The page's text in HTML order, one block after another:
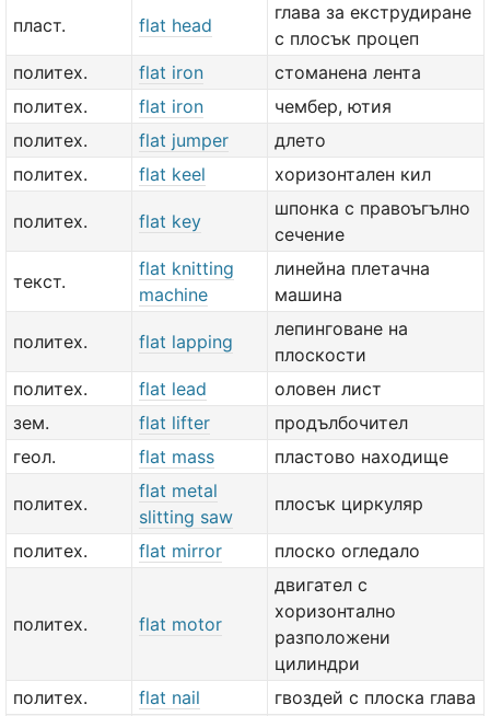
пласт. flat head
глава за екструдиране
с плосък процеп
политех.
flat iron
стоманена лента
политех.
flat iron
чембер, ютия
политех.
flat jumper
длето
политех.
flat keel хоризонтален кил
политех. flat key
шпонка с правоъгълно
сечение
текст.
flat knitting
machine
линейна плетачна
машина
политех. flat lapping
лепинговане на
плоскости
политех.
flat lead
оловен лист
зем.
flat lifter
продълбочител
геол.
flat mass пластово находище
политех.
flat metal
slitting saw
плосък циркуляр
политех. flat mirror плоско огледало
политех. flat motor
двигател с
хоризонтално
разположени
цилиндри
политех.
flat nail гвоздей с плоска глава